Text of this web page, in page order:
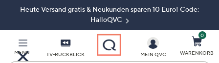
ZumHeute Versand gratis & Neukunden sparen 10 Euro! Code:
HalloQVC
MENÜ TV-RÜCKBLICK MEIN QVC
0
WARENKORB